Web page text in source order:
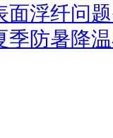
面浮纤问
季防暑降